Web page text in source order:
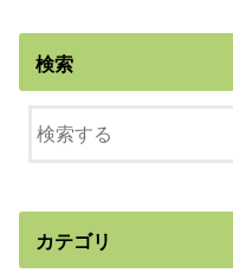
検索
カテゴリ